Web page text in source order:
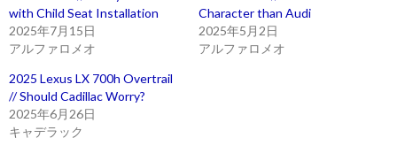
with Child Seat Installation
2025年7月15日
アルファロメオ
Character than Audi
2025年5月2日
アルファロメオ
2025 Lexus LX 700h Overtrail
// Should Cadillac Worry?
2025年6月26日
キャデラック